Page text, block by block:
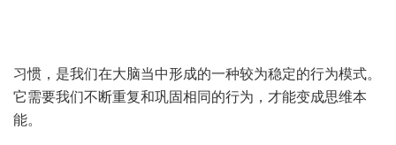
习惯，是我们在大脑当中形成的一种较为稳定的行为模式。
它需要我们不断重复和巩固相同的行为，才能变成思维本
能。